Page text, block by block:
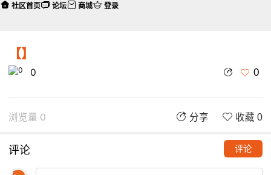
【】
0 0
浏览量 0 分享 收藏 0
评论 评论
社区首页 论坛 商城 登录